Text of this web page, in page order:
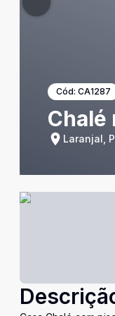
Cód: CA1287
Chalé
Laranjal,